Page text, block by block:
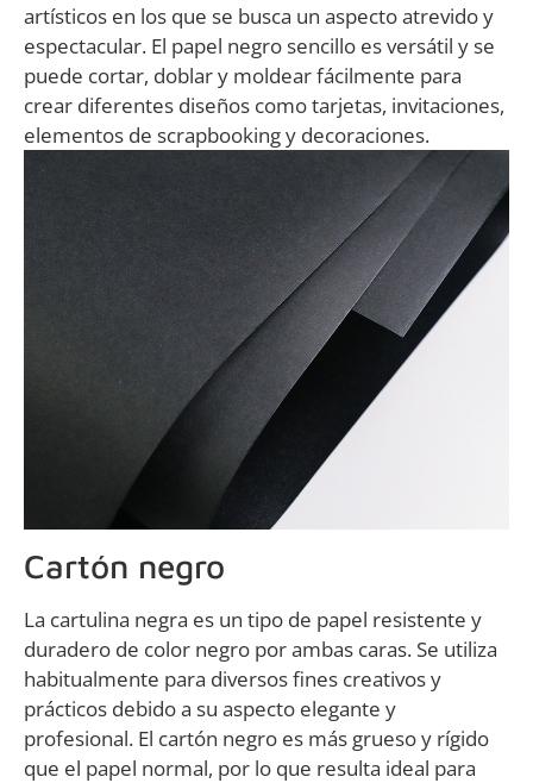
artísticos en los que se busca un aspecto atrevido y
espectacular. El papel negro sencillo es versátil y se
puede cortar, doblar y moldear fácilmente para
crear diferentes diseños como tarjetas, invitaciones,
elementos de scrapbooking y decoraciones.
Cartón negro
La cartulina negra es un tipo de papel resistente y
duradero de color negro por ambas caras. Se utiliza
habitualmente para diversos fines creativos y
prácticos debido a su aspecto elegante y
profesional. El cartón negro es más grueso y rígido
que el papel normal, por lo que resulta ideal para